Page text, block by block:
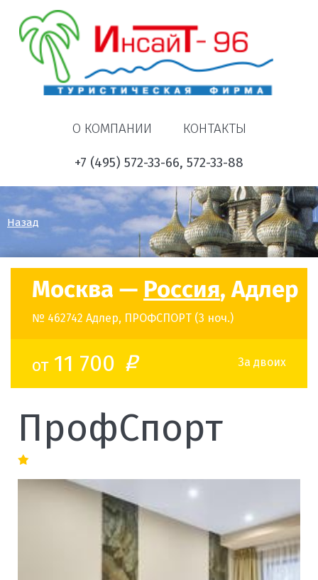
О КОМПАНИИ КОНТАКТЫ
+7 (495) 572-33-66, 572-33-88
Назад
Москва — Россия, Адлер
№ 462742 Адлер, ПРОФСПОРТ (3 ноч.)
от11 700 o За двоих
ПрофСпорт